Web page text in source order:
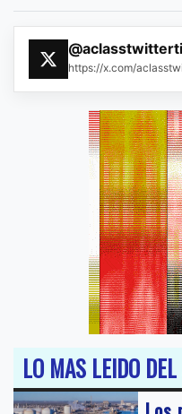
https://x.com/
LO MAS LEIDO